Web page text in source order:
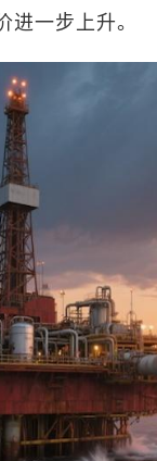
进一步上升。